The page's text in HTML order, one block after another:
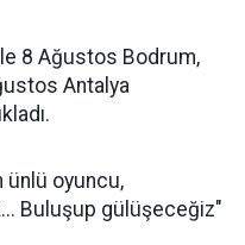
8 Ağustos Bodrum,
Antalya
ünlü oyuncu,
Buluşup gülüşeceğiz"